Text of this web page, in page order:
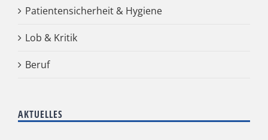
Patientensicherheit & Hygiene
Lob & Kritik
Beruf
AKTUELLES